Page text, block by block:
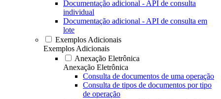
Documentação adicional - API de consulta
individual
Documentação adicional - API de consulta em
lote
Exemplos Adicionais
Exemplos Adicionais
Anexação Eletrônica
Anexação Eletrônica
Consulta de documentos de uma operação
Consulta de tipos de documentos por tipo
de operação